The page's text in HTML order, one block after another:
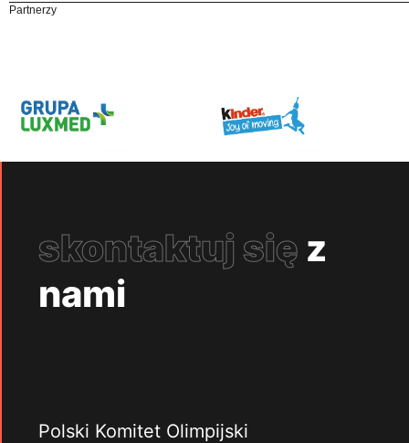
Partnerzy
skontaktuj się z
nami
Polski Komitet Olimpijski